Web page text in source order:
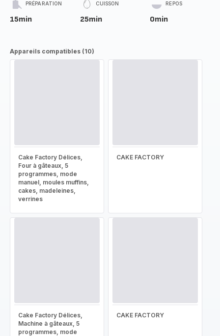
PRÉPARATION
15min
CUISSON
25min
REPOS
0min
Appareils compatibles (10)
Cake Factory Délices,
Four à gâteaux, 5
programmes, mode
manuel, moules muffins,
cakes, madeleines,
verrines
CAKE FACTORY
Cake Factory Délices,
Machine à gâteaux, 5
programmes, mode
CAKE FACTORY